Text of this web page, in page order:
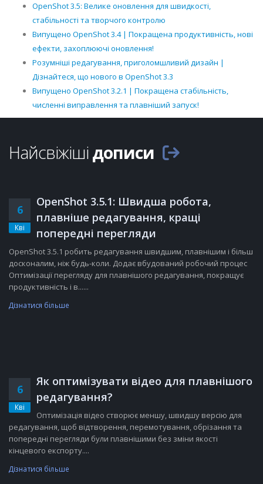
OpenShot 3.5: Велике оновлення для швидкості,
стабільності та творчого контролю
Випущено OpenShot 3.4 | Покращена продуктивність, нові
ефекти, захоплюючі оновлення!
Розумніші редагування, приголомшливий дизайн |
Дізнайтеся, що нового в OpenShot 3.3
Випущено OpenShot 3.2.1 | Покращена стабільність,
численні виправлення та плавніший запуск!
Найсвіжішідописи
6
Кві
OpenShot 3.5.1: Швидша робота,
плавніше редагування, кращі
попередні перегляди
OpenShot 3.5.1 робить редагування швидшим, плавнішим і більш
досконалим, ніж будь-коли. Додає вбудований робочий процес
Оптимізації перегляду для плавнішого редагування, покращує
продуктивність і в......
Дізнатися більше
6
Кві
Як оптимізувати відео для плавнішого
редагування?
Оптимізація відео створює меншу, швидшу версію для
редагування, щоб відтворення, перемотування, обрізання та
попередні перегляди були плавнішими без зміни якості
кінцевого експорту....
Дізнатися більше